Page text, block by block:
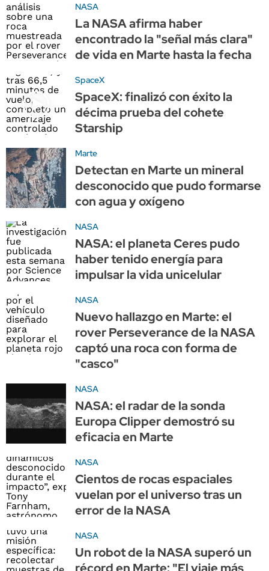
NASA
La NASA afirma haber
encontrado la "señal más clara"
de vida en Marte hasta la fecha
SpaceX
SpaceX: finalizó con éxito la
décima prueba del cohete
Starship
Marte
Detectan en Marte un mineral
desconocido que pudo formarse
con agua y oxígeno
NASA
NASA: el planeta Ceres pudo
haber tenido energía para
impulsar la vida unicelular
NASA
Nuevo hallazgo en Marte: el
rover Perseverance de la NASA
captó una roca con forma de
"casco"
NASA
NASA: el radar de la sonda
Europa Clipper demostró su
eficacia en Marte
NASA
Cientos de rocas espaciales
vuelan por el universo tras un
error de la NASA
NASA
Un robot de la NASA superó un
récord en Marte: "El viaje más